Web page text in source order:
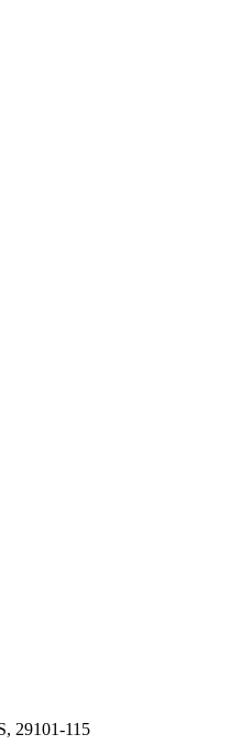
29101-115